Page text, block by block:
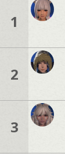
1
2
3